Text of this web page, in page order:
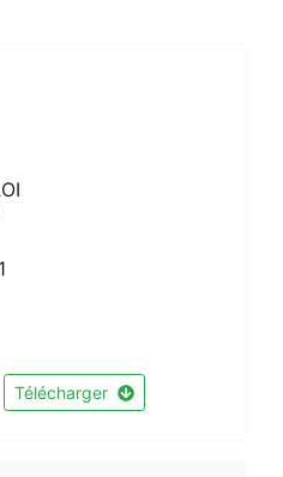
1
Télécharger